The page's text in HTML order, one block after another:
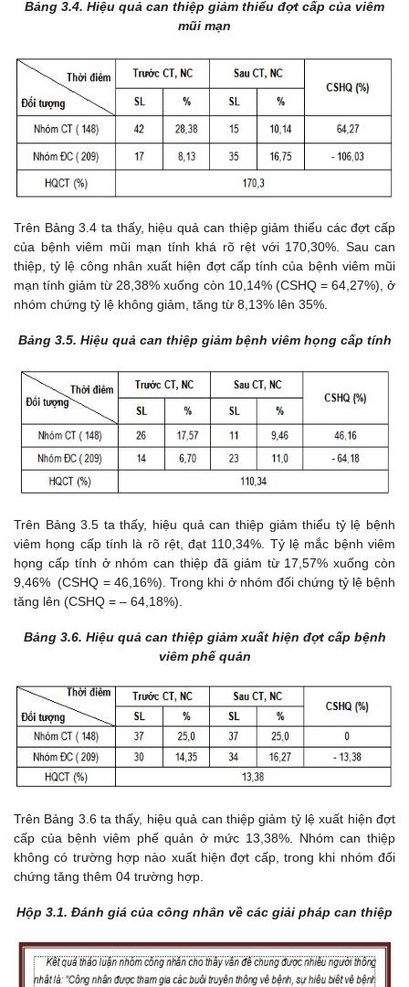
Bảng 3.4. Hiệu quả can thiệp giảm thiểu đợt cấp của viêm
mũi mạn
Trên Bảng 3.4 ta thấy, hiệu quả can thiệp giảm thiểu các đợt cấp
của bệnh viêm mũi mạn tính khá rõ rệt với 170,30%. Sau can
thiệp, tỷ lệ công nhân xuất hiện đợt cấp tính của bệnh viêm mũi
mạn tính giảm từ 28,38% xuống còn 10,14% (CSHQ = 64,27%), ở
nhóm chứng tỷ lệ không giảm, tăng từ 8,13% lên 35%.
Bảng 3.5. Hiệu quả can thiệp giảm bệnh viêm họng cấp tính
Trên Bảng 3.5 ta thấy, hiệu quả can thiệp giảm thiểu tỷ lệ bệnh
viêm họng cấp tính là rõ rệt, đạt 110,34%. Tỷ lệ mắc bệnh viêm
họng cấp tính ở nhóm can thiệp đã giảm từ 17,57% xuống còn
9,46% (CSHQ = 46,16%). Trong khi ở nhóm đối chứng tỷ lệ bệnh
tăng lên (CSHQ = – 64,18%).
Bảng 3.6. Hiệu quả can thiệp giảm xuất hiện đợt cấp bệnh
viêm phế quản
Trên Bảng 3.6 ta thấy, hiệu quả can thiệp giảm tỷ lệ xuất hiện đợt
cấp của bệnh viêm phế quản ở mức 13,38%. Nhóm can thiệp
không có trường hợp nào xuất hiện đợt cấp, trong khi nhóm đối
chứng tăng thêm 04 trường hợp.
Hộp 3.1. Đánh giá của công nhân về các giải pháp can thiệp